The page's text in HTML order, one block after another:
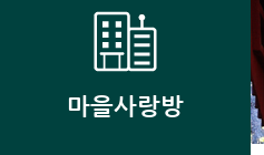
마을사랑방